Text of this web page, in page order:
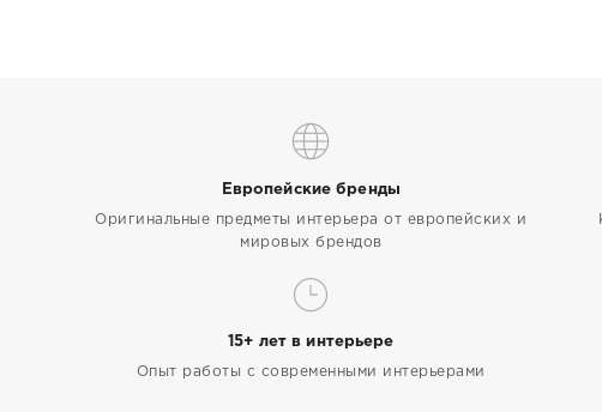
Европейские бренды
Оригинальные предметы интерьера от европейских и
мировых брендов
15+ лет в интерьере
Опыт работы с современными интерьерами